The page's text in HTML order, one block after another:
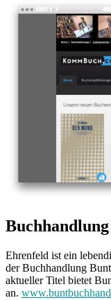
Ehrenfeld ist ein
der Buchhandlung
aktueller Titel bietet
an.